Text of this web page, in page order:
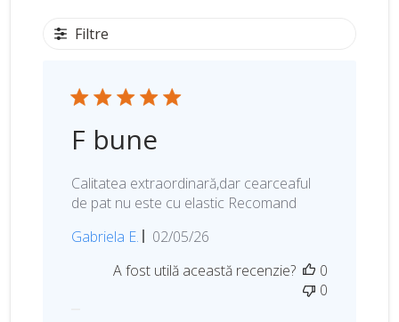
Filtre
F bune
Calitatea extraordinară,dar cearceaful
de pat nu este cu elastic Recomand
Gabriela E.
D
t
02/05/26
A fost utilă această recenzie?
0
0